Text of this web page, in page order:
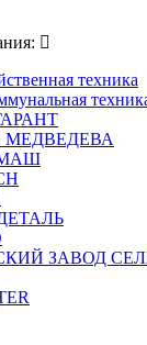
техника
МЕДВЕДЕВА
ЗАВОД